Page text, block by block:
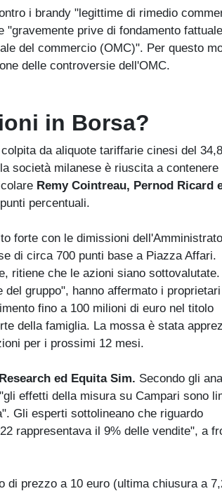
i brandy "legittime di rimedio
prive di fondamento
del commercio (OMC)". Per questo
delle controversie dell'OMC.
in Borsa?
da aliquote tariffarie cinesi del
società milanese è riuscita a contenere
Remy Cointreau, Pernod Ricard
percentuali.
forte con le dimissioni
di circa 700 punti base a Piazza Affari.
ritiene che le azioni siano sottovalutate.
gruppo", hanno affermato i
fino a 100 milioni di euro nel titolo
della famiglia. La mossa è stata
per i prossimi 12 mesi.
ed Equita Sim. Secondo gli
effetti della misura su Campari sono
Gli esperti sottolineano che riguardo
rappresentava il 9% delle vendite", a
di prezzo a 10 euro (ultima chiusura a